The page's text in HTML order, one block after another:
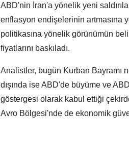
ABD'nin İran'a yönelik yeni
enflasyon endişelerinin artmasına
politikasına yönelik görünümün
fiyatlarını baskıladı.
Analistler, bugün Kurban Bayramı
dışında ise ABD'de büyüme ve
göstergesi olarak kabul ettiği
Avro Bölgesi'nde de ekonomik